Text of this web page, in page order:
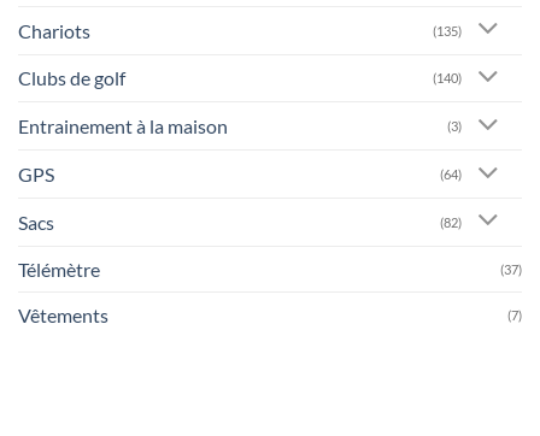
Chariots (135)
Clubs de golf (140)
Entrainement à la maison (3)
GPS (64)
Sacs (82)
Télémètre (37)
Vêtements (7)